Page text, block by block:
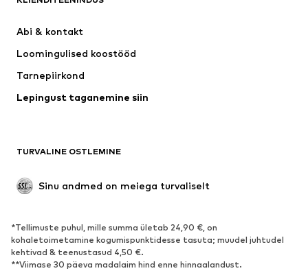
Pesu
Mantlid
Sündmused
JALANÕUD
Uus
Abi & kontakt
Loomingulised koostööd
Tarnepiirkond
Lepingust taganemine siin
TURVALINE OSTLEMINE
Sinu andmed on meiega turvaliselt
*Tellimuste puhul, mille summa ületab 24,90 €, on
kohaletoimetamine kogumispunktidesse tasuta; muudel juhtudel
kehtivad & teenustasud 4,50 €.
**Viimase 30 päeva madalaim hind enne hinnaalandust.